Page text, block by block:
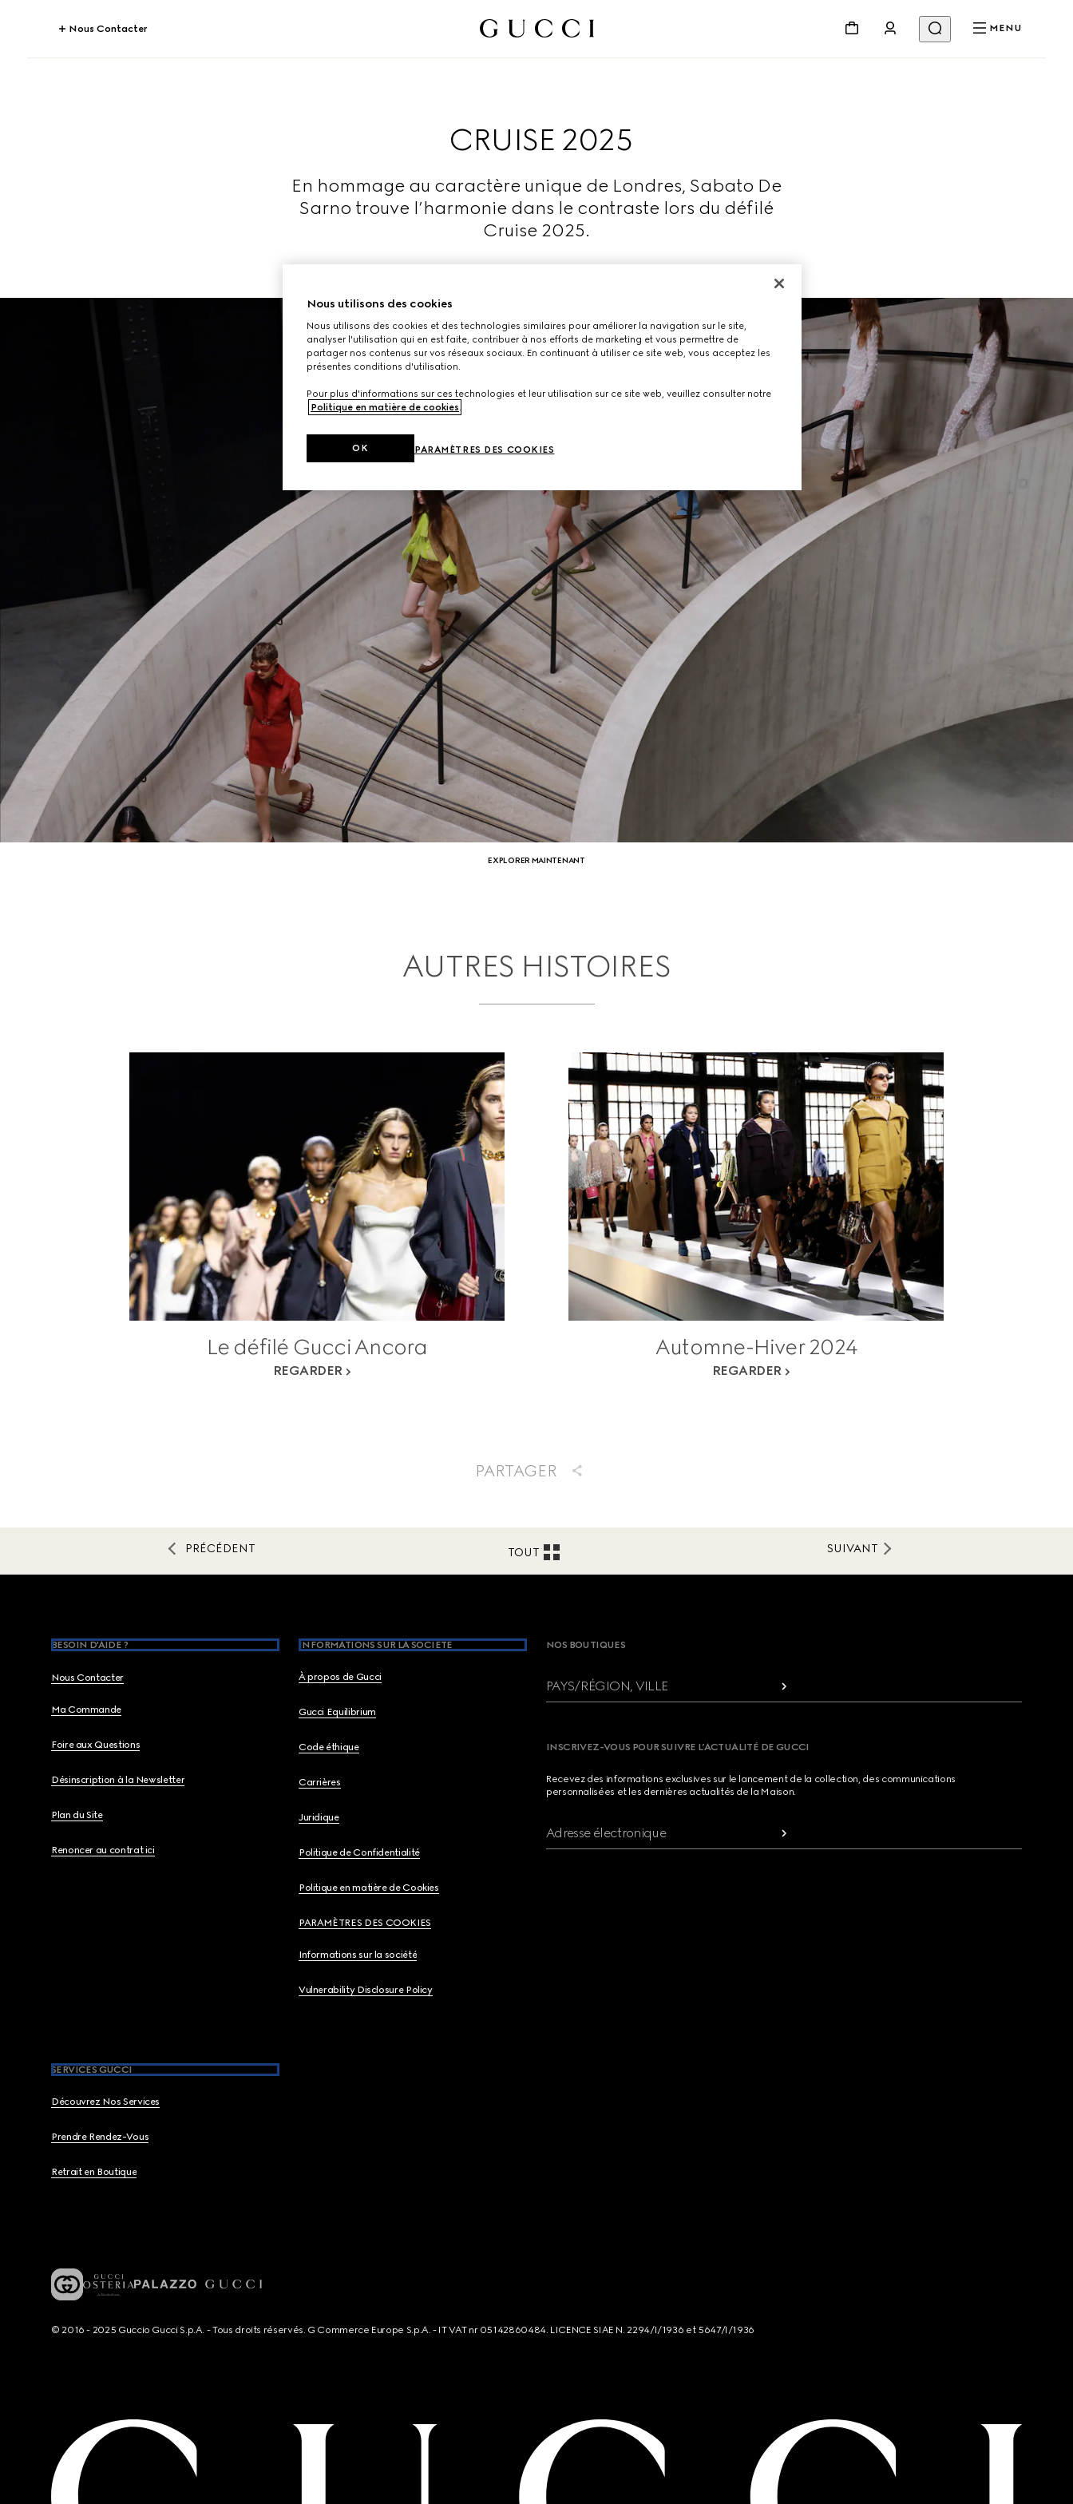
Nous Contacter MENU
CRUISE 2025
En hommage au caractère unique de Londres, Sabato De
Sarno trouve l’harmonie dans le contraste lors du défilé
Cruise 2025.
En savoir plus
EXPLORER MAINTENANT
AUTRES HISTOIRES
Le défilé Gucci Ancora
REGARDER
Automne-Hiver 2024
REGARDER
PARTAGER
PRÉCÉDENT TOUT SUIVANT
BESOIN D'AIDE ?
Nous Contacter
Ma Commande
Foire aux Questions
Désinscription à la Newsletter
Plan du Site
Renoncer au contrat ici
INFORMATIONS SUR LA SOCIETE
À propos de Gucci
Gucci Equilibrium
Code éthique
Carrières
Juridique
Politique de Confidentialité
Politique en matière de Cookies
PARAMÈTRES DES COOKIES
Informations sur la société
Vulnerability Disclosure Policy
SERVICES GUCCI
Découvrez Nos Services
Prendre Rendez-Vous
Retrait en Boutique
NOS BOUTIQUES
PAYS/RÉGION, VILLE
INSCRIVEZ-VOUS POUR SUIVRE L’ACTUALITÉ DE GUCCI
Recevez des informations exclusives sur le lancement de la collection, des communications
personnalisées et les dernières actualités de la Maison.
Adresse électronique
© 2016 - 2025 Guccio Gucci S.p.A. - Tous droits réservés. G Commerce Europe S.p.A. - IT VAT nr 05142860484. LICENCE SIAE N. 2294/I/1936 et 5647/I/1936
Nous utilisons des cookies
Nous utilisons des cookies et des technologies similaires pour améliorer la navigation sur le site,
analyser l'utilisation qui en est faite, contribuer à nos efforts de marketing et vous permettre de
partager nos contenus sur vos réseaux sociaux. En continuant à utiliser ce site web, vous acceptez les
présentes conditions d'utilisation.
Pour plus d'informations sur ces technologies et leur utilisation sur ce site web, veuillez consulter notre
Politique en matière de cookies
PARAMÈTRES DES COOKIES
OK